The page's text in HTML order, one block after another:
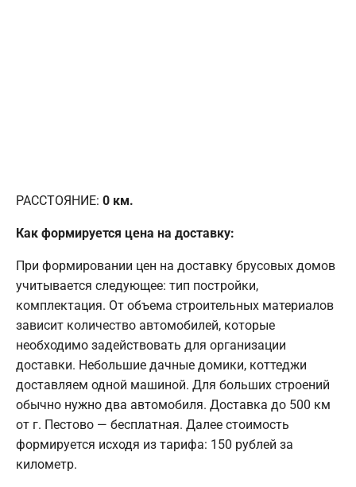
РАССТОЯНИЕ: 0 км.
Как формируется цена на доставку:
При формировании цен на доставку брусовых домов
учитывается следующее: тип постройки,
комплектация. От объема строительных материалов
зависит количество автомобилей, которые
необходимо задействовать для организации
доставки. Небольшие дачные домики, коттеджи
доставляем одной машиной. Для больших строений
обычно нужно два автомобиля. Доставка до 500 км
от г. Пестово — бесплатная. Далее стоимость
формируется исходя из тарифа: 150 рублей за
километр.